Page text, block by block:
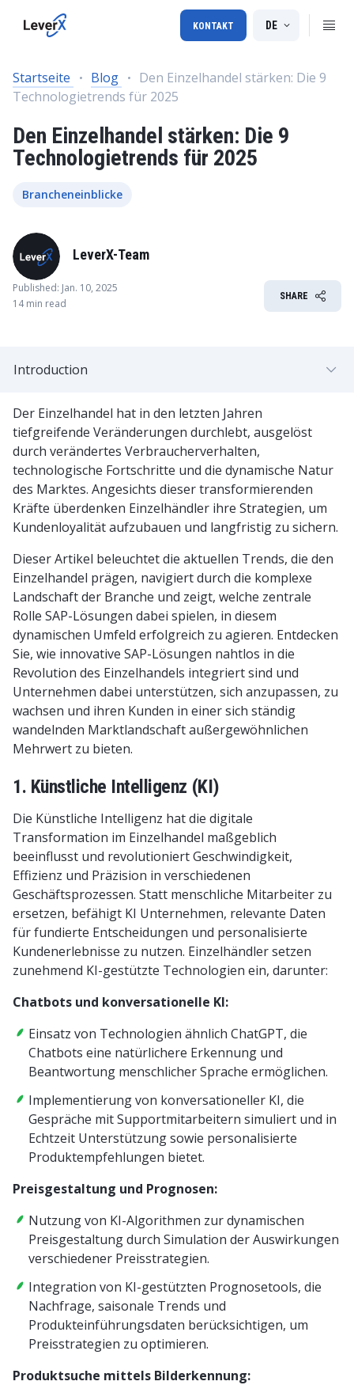
DE
KONTAKT
Startseite Blog
Den Einzelhandel stärken: Die 9
Technologietrends für 2025
Den Einzelhandel stärken: Die 9
Technologietrends für 2025
Brancheneinblicke
LeverX-Team
Published: Jan. 10, 2025
14 min read
SHARE
Der Einzelhandel hat in den letzten Jahren
tiefgreifende Veränderungen durchlebt, ausgelöst
durch verändertes Verbraucherverhalten,
technologische Fortschritte und die dynamische Natur
des Marktes. Angesichts dieser transformierenden
Kräfte überdenken Einzelhändler ihre Strategien, um
Kundenloyalität aufzubauen und langfristig zu sichern.
Dieser Artikel beleuchtet die aktuellen Trends, die den
Einzelhandel prägen, navigiert durch die komplexe
Landschaft der Branche und zeigt, welche zentrale
Rolle SAP-Lösungen dabei spielen, in diesem
dynamischen Umfeld erfolgreich zu agieren. Entdecken
Sie, wie innovative SAP-Lösungen nahtlos in die
Revolution des Einzelhandels integriert sind und
Unternehmen dabei unterstützen, sich anzupassen, zu
wachsen und ihren Kunden in einer sich ständig
wandelnden Marktlandschaft außergewöhnlichen
Mehrwert zu bieten.
1. Künstliche Intelligenz (KI)
Die Künstliche Intelligenz hat die digitale
Transformation im Einzelhandel maßgeblich
beeinflusst und revolutioniert Geschwindigkeit,
Effizienz und Präzision in verschiedenen
Geschäftsprozessen. Statt menschliche Mitarbeiter zu
ersetzen, befähigt KI Unternehmen, relevante Daten
für fundierte Entscheidungen und personalisierte
Kundenerlebnisse zu nutzen. Einzelhändler setzen
zunehmend KI-gestützte Technologien ein, darunter:
Chatbots und konversationelle KI:
Einsatz von Technologien ähnlich ChatGPT, die
Chatbots eine natürlichere Erkennung und
Beantwortung menschlicher Sprache ermöglichen.
Implementierung von konversationeller KI, die
Gespräche mit Supportmitarbeitern simuliert und in
Echtzeit Unterstützung sowie personalisierte
Produktempfehlungen bietet.
Preisgestaltung und Prognosen:
Nutzung von KI-Algorithmen zur dynamischen
Preisgestaltung durch Simulation der Auswirkungen
verschiedener Preisstrategien.
Integration von KI-gestützten Prognosetools, die
Nachfrage, saisonale Trends und
Produkteinführungsdaten berücksichtigen, um
Preisstrategien zu optimieren.
Produktsuche mittels Bilderkennung:
Introduction